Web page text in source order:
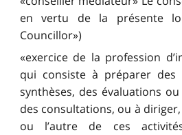
en vertu de la présente
Councillor»)
«exercice de la profession
qui consiste à préparer des
synthèses, des évaluations
des consultations, ou à
ou l’autre de ces